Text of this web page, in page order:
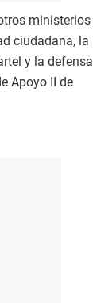
ministerios
ciudadana, la
y la defensa
Apoyo II de